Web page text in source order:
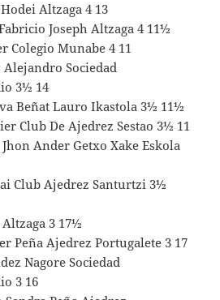
Altzaga 4 13
Joseph Altzaga 4 11½
Colegio Munabe 4 11
Alejandro Sociedad
3½ 14
Beñat Lauro Ikastola 3½ 11½
Club De Ajedrez Sestao 3½ 11
Ander Getxo Xake Eskola
Club Ajedrez Santurtzi 3½
3 17½
Peña Ajedrez Portugalete 3 17
Nagore Sociedad
3 16